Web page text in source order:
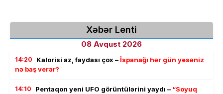
Xəbər Lenti
08 Avqust 2026
14:20 Kalorisi az, faydası çox –İspanağı hər gün yesəniz
nə baş verər?
14:10 Pentaqon yeni UFO görüntülərini yaydı – “Soyuq